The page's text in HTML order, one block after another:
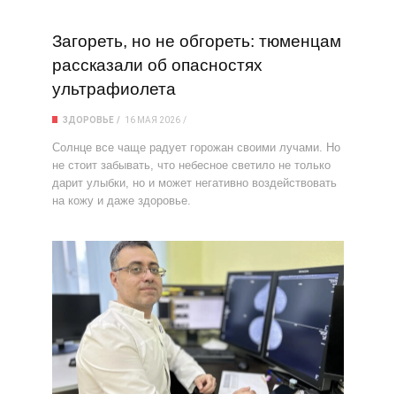
Загореть, но не обгореть: тюменцам
рассказали об опасностях
ультрафиолета
ЗДОРОВЬЕ 16 МАЯ 2026
Солнце все чаще радует горожан своими лучами. Но
не стоит забывать, что небесное светило не только
дарит улыбки, но и может негативно воздействовать
на кожу и даже здоровье.